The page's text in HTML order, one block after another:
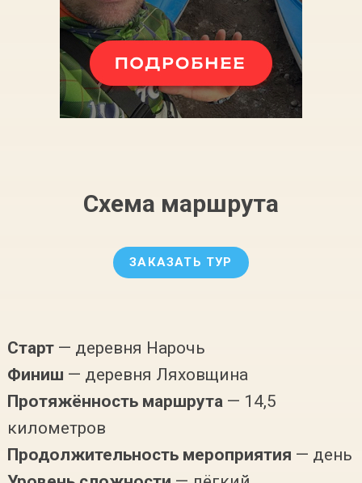
Схема маршрута
ЗАКАЗАТЬ ТУР
Старт — деревня Нарочь
Финиш — деревня Ляховщина
Протяжённость маршрута — 14,5
километров
Продолжительность мероприятия — день